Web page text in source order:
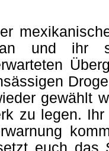
und ihr
gewählt
zu legen.
euch